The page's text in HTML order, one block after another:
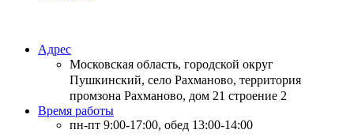
Адрес
Московская область, городской округ
Пушкинский, село Рахманово, территория
промзона Рахманово, дом 21 строение 2
Время работы
пн-пт 9:00-17:00, обед 13:00-14:00